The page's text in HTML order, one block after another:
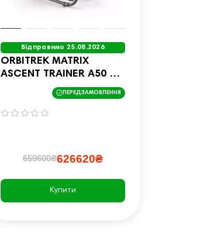
Відправимо 25.08.2026
ORBITREK MATRIX
ASCENT TRAINER A50 Z
KONSOLĄ XIR
ПЕРЕДЗАМОВЛЕННЯ
659600₴626620₴
Купити